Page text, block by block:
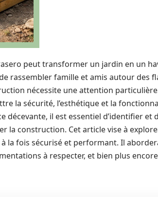
peut transformer un jardin en un
de rassembler famille et amis autour des
nécessite une attention
la sécurité, l’esthétique et la
décevante, il est essentiel d’identifier
la construction. Cet article vise à
la fois sécurisé et performant. Il
à respecter, et bien plus